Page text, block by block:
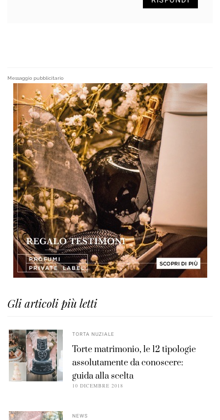
Messaggio pubblicitario
Gli articoli più letti
TORTA NUZIALE
Torte matrimonio, le 12 tipologie
assolutamente da conoscere:
guida alla scelta
10 DICEMBRE 2018
NEWS